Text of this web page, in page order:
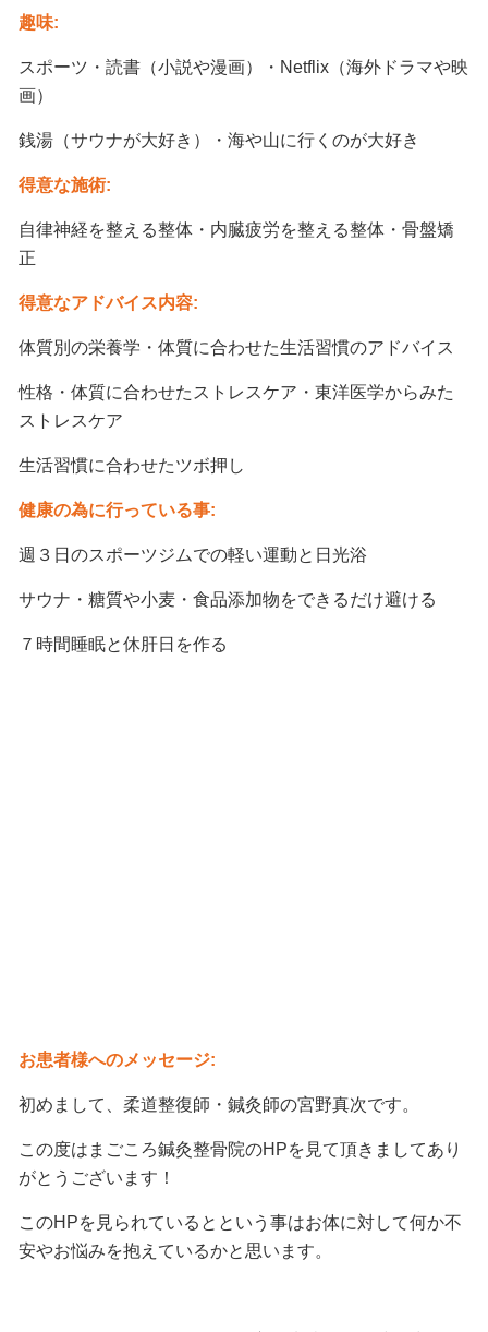
趣味:
スポーツ・読書（小説や漫画）・Netflix（海外ドラマや映
画）
銭湯（サウナが大好き）・海や山に行くのが大好き
得意な施術:
自律神経を整える整体・内臓疲労を整える整体・骨盤矯
正
得意なアドバイス内容:
体質別の栄養学・体質に合わせた生活習慣のアドバイス
性格・体質に合わせたストレスケア・東洋医学からみた
ストレスケア
生活習慣に合わせたツボ押し
健康の為に行っている事:
週３日のスポーツジムでの軽い運動と日光浴
サウナ・糖質や小麦・食品添加物をできるだけ避ける
７時間睡眠と休肝日を作る
お患者様へのメッセージ:
初めまして、柔道整復師・鍼灸師の宮野真次です。
この度はまごころ鍼灸整骨院のHPを見て頂きましてあり
がとうございます！
このHPを見られているとという事はお体に対して何か不
安やお悩みを抱えているかと思います。